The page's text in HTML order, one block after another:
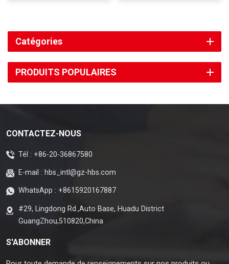
Catégories
PRODUITS POPULAIRES
CONTACTEZ-NOUS
Tél : +86-20-36867580
E-mail : hbs_intl@gz-hbs.com
WhatsApp : +8615920167887
#29, Lingdong Rd.,Auto Base, Huadu District
GuangZhou,510820,China
S'ABONNER